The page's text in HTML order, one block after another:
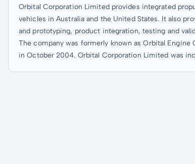
Orbital Corporation Limited provides integrated
vehicles in Australia and the United States. It also
and prototyping, product integration, testing and
The company was formerly known as Orbital
in October 2004. Orbital Corporation Limited was